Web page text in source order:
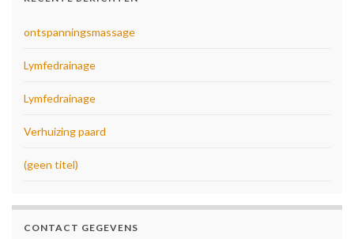
ontspanningsmassage
Lymfedrainage
Lymfedrainage
Verhuizing paard
(geen titel)
CONTACT GEGEVENS